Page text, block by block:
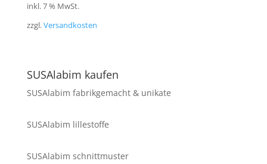
inkl. 7 % MwSt.
zzgl.Versandkosten
SUSAlabim kaufen
SUSAlabim fabrikgemacht & unikate
SUSAlabim lillestoffe
SUSAlabim schnittmuster